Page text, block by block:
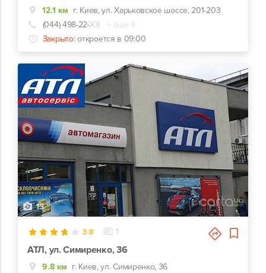
12.1 км г. Киев, ул. Харьковское шоссе, 201-203
(044) 498-22-ХХ
+ еще 4
Закрыто: откроется в 09:00
13
3.8 1
АТЛ, ул. Симиренко, 36
9.8 км г. Киев, ул. Симиренко, 36